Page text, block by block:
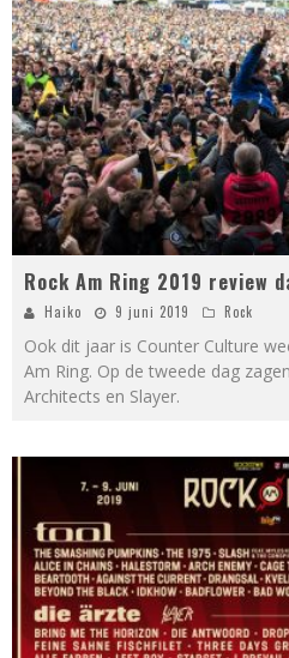
Rock Am Ring 2019 review
Haiko 9 juni 2019 Rock
Ook dit jaar is Counter Culture
Am Ring. Op de tweede dag
Architects en Slayer.